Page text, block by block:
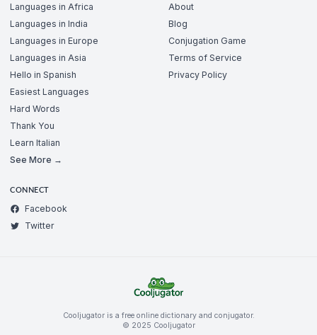
Languages in Africa
Languages in India
Languages in Europe
Languages in Asia
Hello in Spanish
Easiest Languages
Hard Words
Thank You
Learn Italian
See More →
About
Blog
Conjugation Game
Terms of Service
Privacy Policy
CONNECT
Facebook
Twitter
Cooljugator is a free online dictionary and conjugator.
© 2025 Cooljugator